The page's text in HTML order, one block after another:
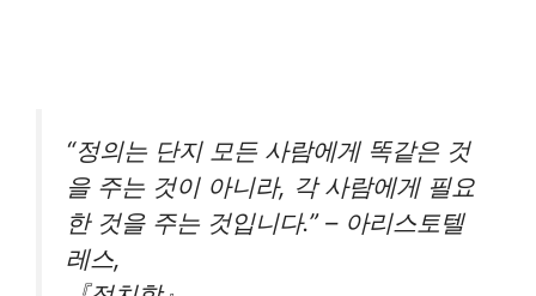
“정의는 단지 모든 사람에게 똑같은 것
을 주는 것이 아니라, 각 사람에게 필요
한 것을 주는 것입니다.” – 아리스토텔
레스,